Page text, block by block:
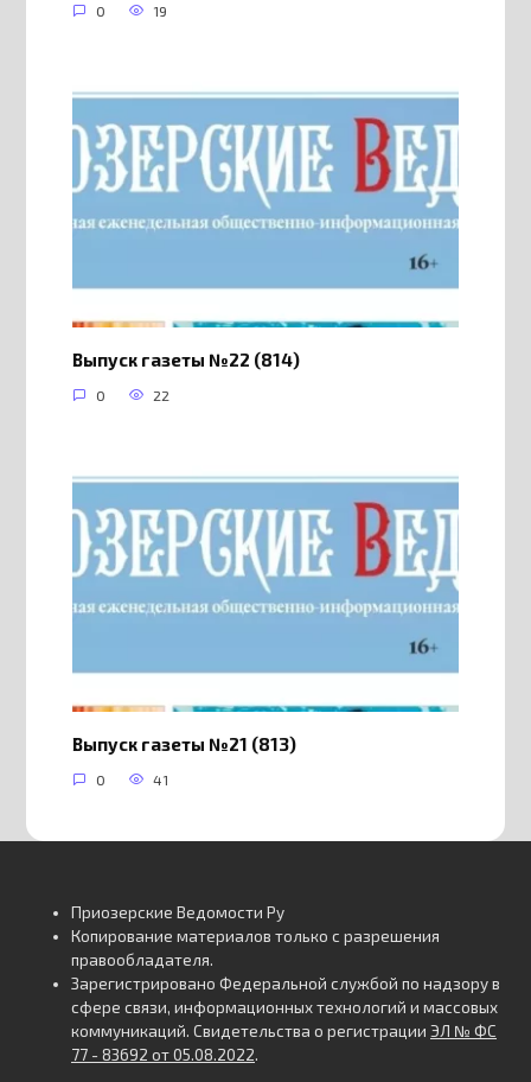
0 19
Выпуск газеты №22 (814)
0 22
Выпуск газеты №21 (813)
0 41
Приозерские Ведомости Ру
Копирование материалов только с разрешения
правообладателя.
Зарегистрировано Федеральной службой по надзору в
сфере связи, информационных технологий и массовых
коммуникаций. Свидетельства о регистрации ЭЛ № ФС
77 - 83692 от 05.08.2022.